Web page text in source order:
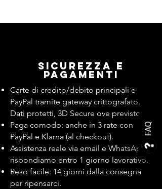
FAQ
Sicurezza e
pagamenti
Carte di credito/debito principali e
PayPal tramite gateway crittografato.
Dati protetti, 3D Secure ove previsto.
Paga comodo: anche in 3 rate con
PayPal e Klarna (al checkout).
Assistenza reale via email e WhatsApp:
rispondiamo entro 1 giorno lavorativo.
Reso facile: 14 giorni dalla consegna
per ripensarci.